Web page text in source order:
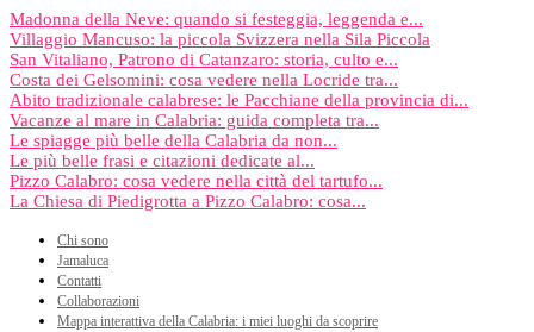
Madonna della Neve: quando si festeggia, leggenda e...
Villaggio Mancuso: la piccola Svizzera nella Sila Piccola
San Vitaliano, Patrono di Catanzaro: storia, culto e...
Costa dei Gelsomini: cosa vedere nella Locride tra...
Abito tradizionale calabrese: le Pacchiane della provincia di...
Vacanze al mare in Calabria: guida completa tra...
Le spiagge più belle della Calabria da non...
Le più belle frasi e citazioni dedicate al...
Pizzo Calabro: cosa vedere nella città del tartufo...
La Chiesa di Piedigrotta a Pizzo Calabro: cosa...
Chi sono
Jamaluca
Contatti
Collaborazioni
Mappa interattiva della Calabria: i miei luoghi da scoprire